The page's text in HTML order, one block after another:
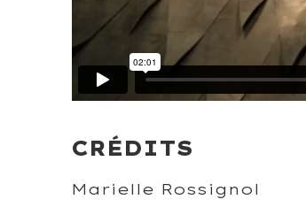
CRÉDITS
Marielle Rossignol